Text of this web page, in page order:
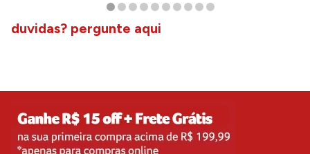
duvidas? pergunte aqui